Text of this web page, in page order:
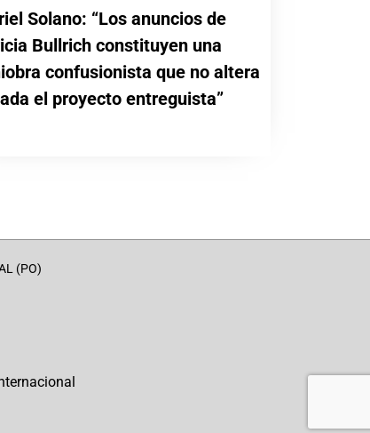
Solano: “Los anuncios de
Bullrich constituyen una
confusionista que no altera
el proyecto entreguista”
(PO)